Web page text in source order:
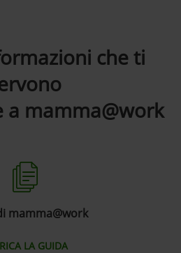
che ti
a mamma@work
mamma@work
LA GUIDA